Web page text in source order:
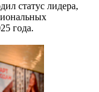
статус лидера,
года.